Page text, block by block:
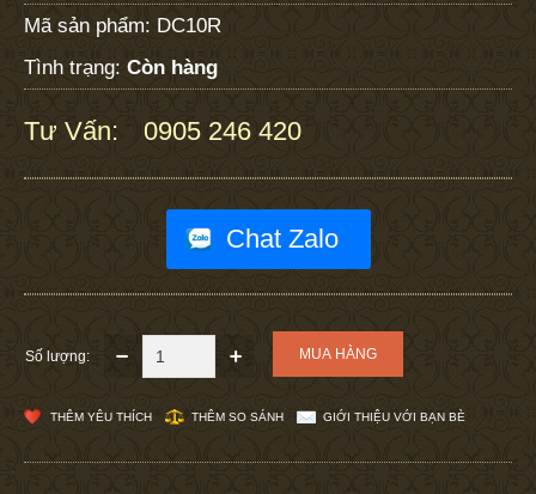
Mã sản phẩm: DC10R
Tình trạng: Còn hàng
Tư Vấn: 0905 246 420
Chat Zalo
Số lượng:
THÊM YÊU THÍCH THÊM SO SÁNH GIỚI THIỆU VỚI BẠN BÈ